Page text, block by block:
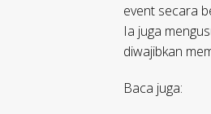
event secara
Ia juga
diwajibkan
Baca juga: